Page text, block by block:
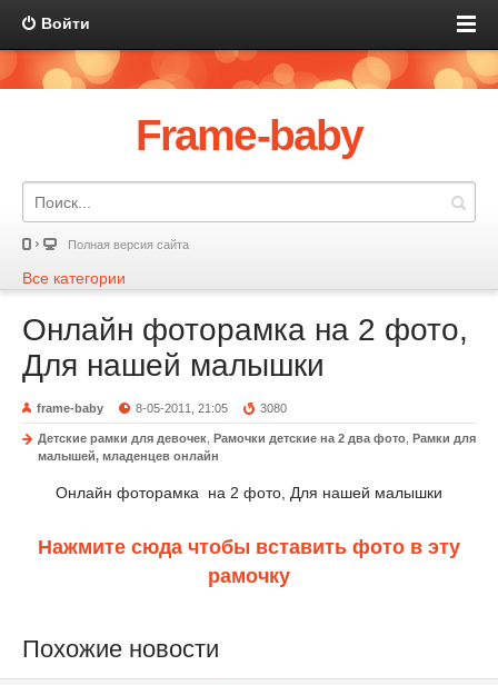
Войти
Frame-baby
Полная версия сайта
Все категории
Онлайн фоторамка на 2 фото,
Для нашей малышки
frame-baby 8-05-2011, 21:05 3080
Детские рамки для девочек Рамочки детские на 2 два фото Рамки для
малышей, младенцев онлайн
Онлайн фоторамка на 2 фото, Для нашей малышки
Нажмите сюда чтобы вставить фото в эту
рамочку
Похожие новости